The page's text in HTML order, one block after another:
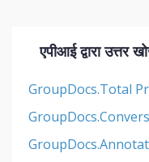
एपीआई द्वारा उत्तर
GroupDocs.Total